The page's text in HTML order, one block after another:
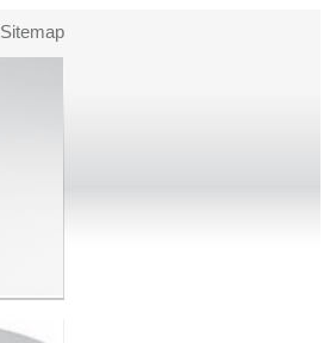
Sitemap